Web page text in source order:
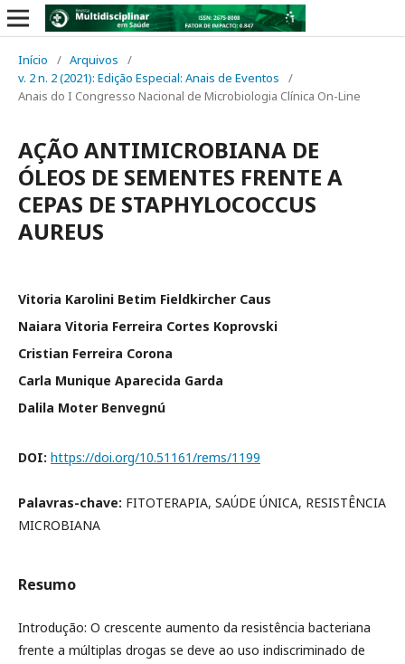
Início / Arquivos
/
v. 2 n. 2 (2021): Edição Especial: Anais de Eventos
/
Anais do I Congresso Nacional de Microbiologia Clínica On-Line
AÇÃO ANTIMICROBIANA DE
ÓLEOS DE SEMENTES FRENTE A
CEPAS DE STAPHYLOCOCCUS
AUREUS
Vitoria Karolini Betim Fieldkircher Caus
Naiara Vitoria Ferreira Cortes Koprovski
Cristian Ferreira Corona
Carla Munique Aparecida Garda
Dalila Moter Benvegnú
DOI: https://doi.org/10.51161/rems/1199
Palavras-chave: FITOTERAPIA, SAÚDE ÚNICA, RESISTÊNCIA
MICROBIANA
Resumo
Introdução: O crescente aumento da resistência bacteriana
frente a múltiplas drogas se deve ao uso indiscriminado de